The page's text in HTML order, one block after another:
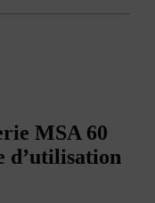
MSA 60
d’utilisation